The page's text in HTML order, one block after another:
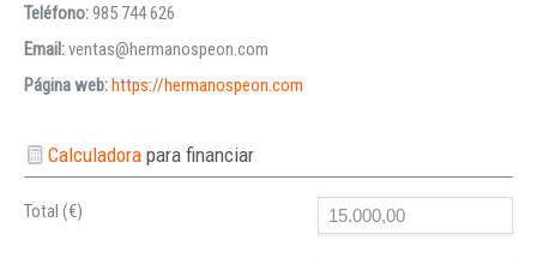
Teléfono:985 744 626
Email:ventas@hermanospeon.com
Página web:https://hermanospeon.com
Calculadorapara financiar
Total (€)